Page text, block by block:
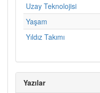
Uzay Teknolojisi
Yaşam
Yıldız Takımı
Yazılar